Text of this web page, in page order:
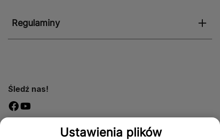
Regulaminy
Śledź nas!
DostępnośćUstawienia plików